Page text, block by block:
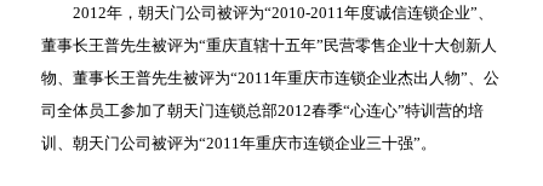
2012年，朝天门公司被评为“2010-2011年度诚信连锁企业”、
董事长王普先生被评为“重庆直辖十五年”民营零售企业十大创新人
物、董事长王普先生被评为“2011年重庆市连锁企业杰出人物”、公
司全体员工参加了朝天门连锁总部2012春季“心连心”特训营的培
训、朝天门公司被评为“2011年重庆市连锁企业三十强”。